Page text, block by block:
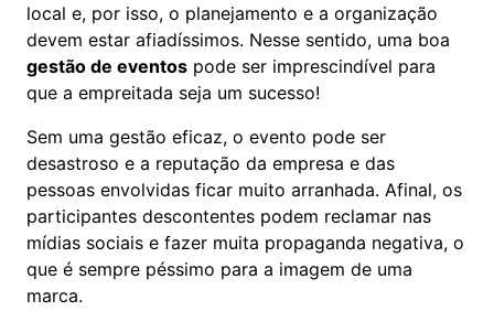
local e, por isso, o planejamento e a organização
devem estar afiadíssimos. Nesse sentido, uma boa
gestão de eventos pode ser imprescindível para
que a empreitada seja um sucesso!
Sem uma gestão eficaz, o evento pode ser
desastroso e a reputação da empresa e das
pessoas envolvidas ficar muito arranhada. Afinal, os
participantes descontentes podem reclamar nas
mídias sociais e fazer muita propaganda negativa, o
que é sempre péssimo para a imagem de uma
marca.